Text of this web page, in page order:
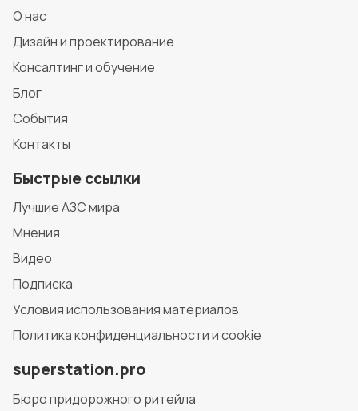
О нас
Дизайн и проектирование
Консалтинг и обучение
Блог
События
Контакты
Быстрые ссылки
Лучшие АЗС мира
Мнения
Видео
Подписка
Условия использования материалов
Политика конфиденциальности и cookie
superstation.pro
Бюро придорожного ритейла